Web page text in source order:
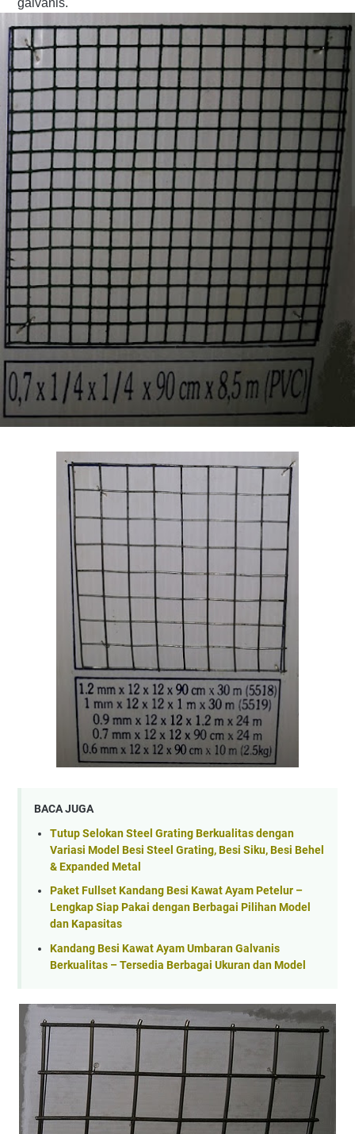
galvanis.
BACA JUGA
Tutup Selokan Steel Grating Berkualitas dengan
Variasi Model Besi Steel Grating, Besi Siku, Besi Behel
& Expanded Metal
Paket Fullset Kandang Besi Kawat Ayam Petelur –
Lengkap Siap Pakai dengan Berbagai Pilihan Model
dan Kapasitas
Kandang Besi Kawat Ayam Umbaran Galvanis
Berkualitas – Tersedia Berbagai Ukuran dan Model